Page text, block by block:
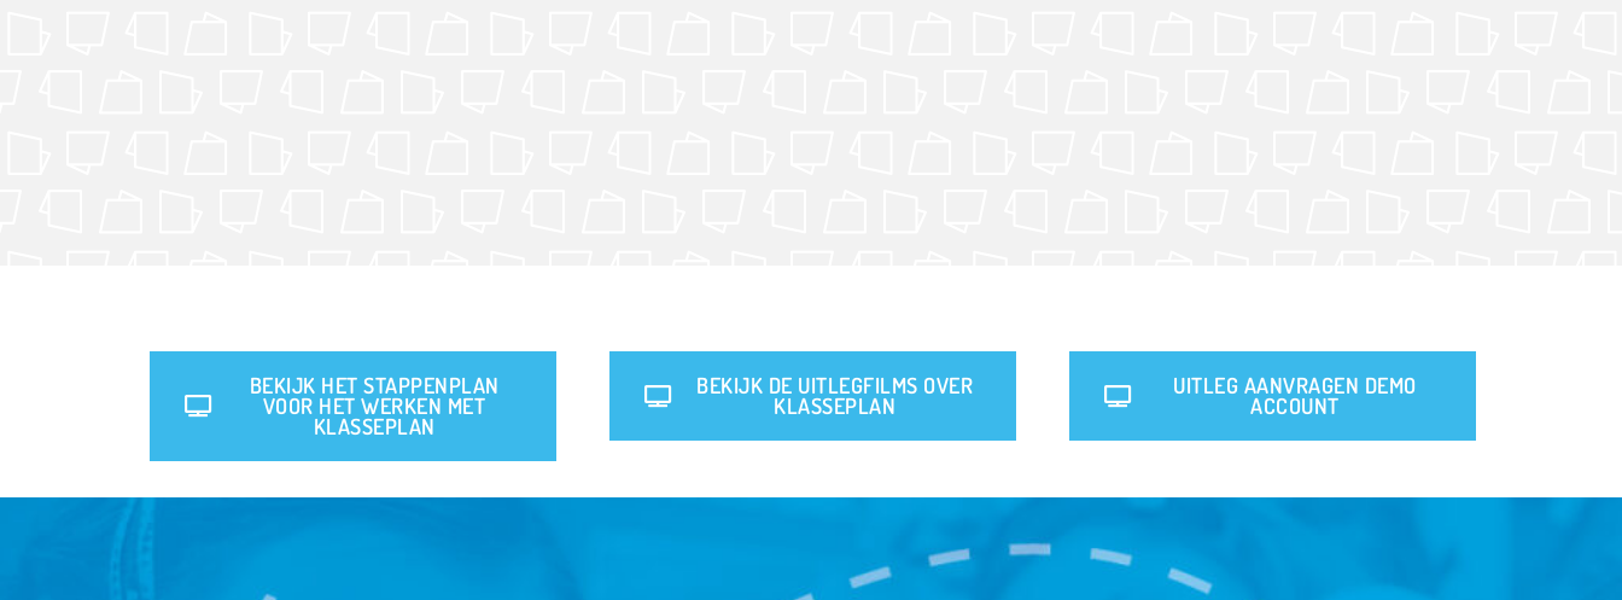
BEKIJK HET STAPPENPLAN
VOOR HET WERKEN MET
KLASSEPLAN
BEKIJK DE UITLEGFILMS OVER
KLASSEPLAN
UITLEG AANVRAGEN DEMO
ACCOUNT